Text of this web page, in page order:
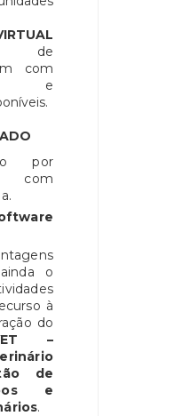
de
com
e
por
com
o
à
do
–
de
e
.